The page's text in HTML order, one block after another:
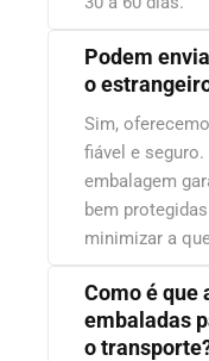
Podem
o
Sim,
fiável e
embalagem
bem
minimizar a
Como é que
embaladas
o